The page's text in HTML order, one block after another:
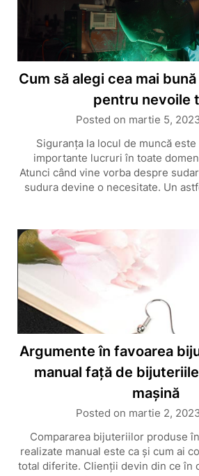
Cum să alegi cea mai
pentru nevoile
Posted on martie 5,
Siguranța la locul de muncă
importante lucruri în toate
Atunci când vine vorba despre
sudura devine o necesitate. Un
Argumente în favoarea
manual față de
mașină
Posted on martie 2,
Compararea bijuteriilor produse
realizate manual este ca și cum ai
total diferite. Clienții devin din ce în